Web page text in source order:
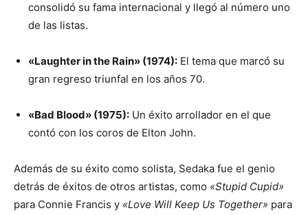
consolidó su fama internacional y llegó al número uno
de las listas.
«Laughter in the Rain» (1974): El tema que marcó su
gran regreso triunfal en los años 70.
«Bad Blood» (1975): Un éxito arrollador en el que
contó con los coros de Elton John.
Además de su éxito como solista, Sedaka fue el genio
detrás de éxitos de otros artistas, como «Stupid Cupid»
para Connie Francis y «Love Will Keep Us Together» para